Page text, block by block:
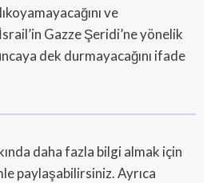
ve
Gazze Şeridi’ne yönelik
dek durmayacağını ifade
daha fazla bilgi almak için
paylaşabilirsiniz. Ayrıca